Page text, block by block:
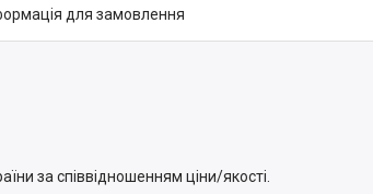
для замовлення
за співвідношенням ціни/якості.